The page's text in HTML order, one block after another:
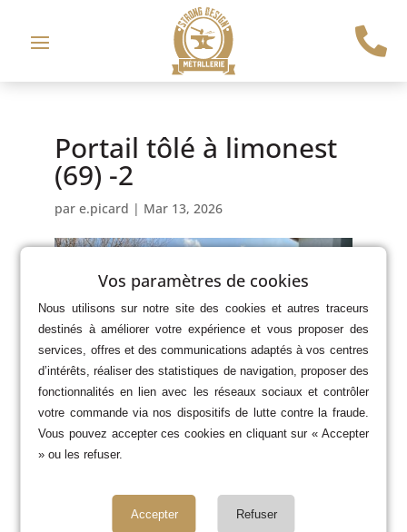

Portail tôlé à limonest
(69) -2
par e.picard | Mar 13, 2026
Vos paramètres de cookies
Nous utilisons sur notre site des cookies et autres traceurs
destinés à améliorer votre expérience et vous proposer des
services, offres et des communications adaptés à vos centres
d’intérêts, réaliser des statistiques de navigation, proposer des
fonctionnalités en lien avec les réseaux sociaux et contrôler
votre commande via nos dispositifs de lutte contre la fraude.
Vous pouvez accepter ces cookies en cliquant sur « Accepter
» ou les refuser.
Accepter Refuser